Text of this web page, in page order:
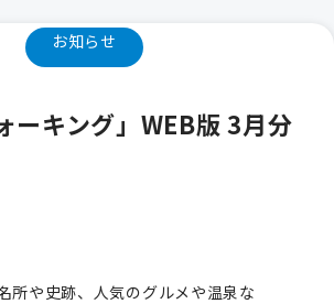
お知らせ
ーキング」WEB版 3月分
所や史跡、人気のグルメや温泉な